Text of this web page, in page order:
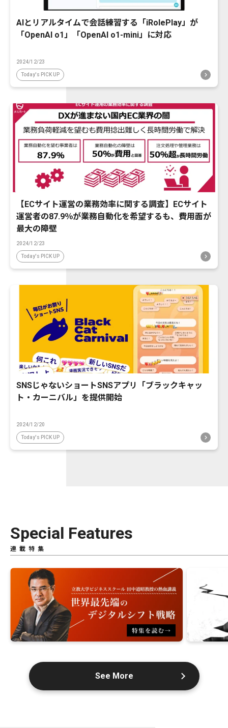
AIとリアルタイムで会話練習する「iRolePlay」が
「OpenAI o1」「OpenAI o1-mini」に対応
2024/12/23
Today's PICK UP
【ECサイト運営の業務効率に関する調査】ECサイト
運営者の87.9％が業務自動化を希望するも、費用面が
最大の障壁
2024/12/23
Today's PICK UP
SNSじゃないショートSNSアプリ「ブラックキャッ
ト・カーニバル」を提供開始
2024/12/20
Today's PICK UP
Special Features
連載特集
See More